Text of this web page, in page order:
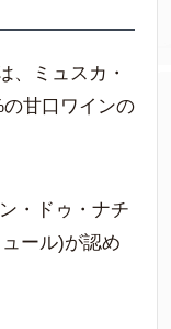
、ミュスカ・
甘口ワインの
・ドゥ・ナチ
ール)が認め